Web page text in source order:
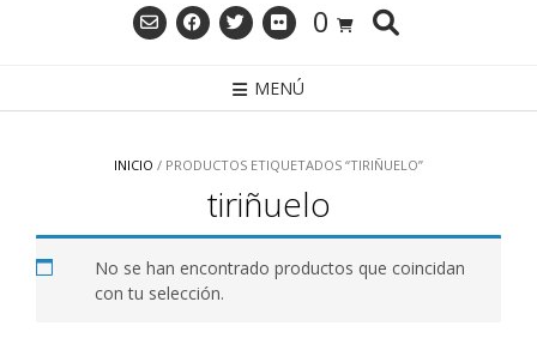
0
MENÚ
INICIO / PRODUCTOS ETIQUETADOS “TIRIÑUELO”
tiriñuelo
No se han encontrado productos que coincidan
con tu selección.